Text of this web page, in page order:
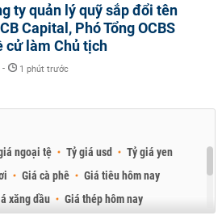
ty quản lý quỹ sắp đổi tên
Capital, Phó Tổng OCBS
cử làm Chủ tịch
- 1 phút trước
ngoại tệ Tỷ giá usd
Tỷ giá yen
Giá cà phê
Giá tiêu hôm nay
xăng dầu
Giá thép hôm nay